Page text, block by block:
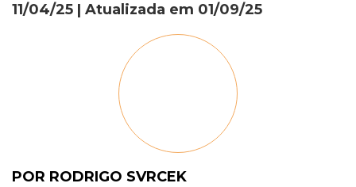
11/04/25 | Atualizada em 01/09/25
POR RODRIGO SVRCEK